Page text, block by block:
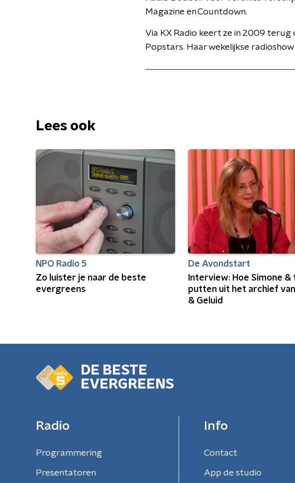
Magazine en Countdown.
Via KX Radio keert ze in 2009 terug
Popstars. Haar wekelijkse
Lees ook
NPO Radio 5
Zo luister je naar de beste
evergreens
De Avondstart
Interview: Hoe Simone &
putten uit het archief
& Geluid
DE BESTE
EVERGREENS
Radio
Programmering
Presentatoren
Info
Contact
App de studio